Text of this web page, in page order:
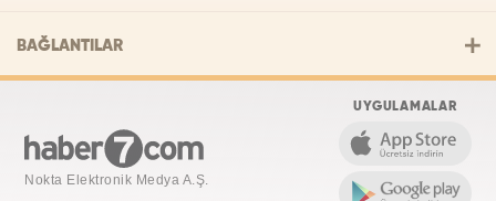
BAĞLANTILAR
Nokta Elektronik Medya A.Ş.
UYGULAMALAR